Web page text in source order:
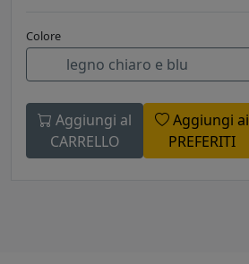
Colore
legno chiaro e blu
Aggiungi al
CARRELLO
Aggiungi ai
PREFERITI